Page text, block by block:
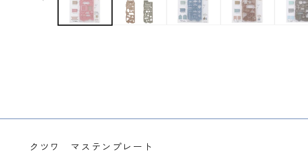
クツワ マステンプレート